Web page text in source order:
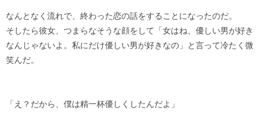
なんとなく流れで、終わった恋の話をすることになったのだ。
そしたら彼女、つまらなそうな顔をして「女はね、優しい男が好き
なんじゃないよ。私にだけ優しい男が好きなの」と言って冷たく微
笑んだ。
「え？だから、僕は精一杯優しくしたんだよ」